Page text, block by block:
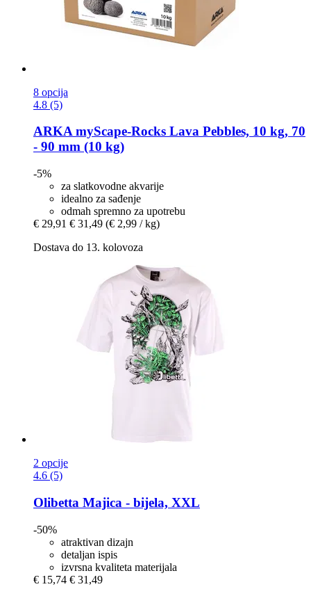
8 opcija
4.8 (5)
ARKAmyScape-​Rocks Lava Pebbles, 10 kg, 70
-​ 90 mm (10 kg)
-5%
za slatkovodne akvarije
idealno za sađenje
odmah spremno za upotrebu
€ 29,91 € 31,49 (€ 2,99 / kg)
Dostava do 13. kolovoza
2 opcije
4.6 (5)
Olibetta Majica -​ bijela, XXL
-50%
atraktivan dizajn
detaljan ispis
izvrsna kvaliteta materijala
€ 15,74 € 31,49